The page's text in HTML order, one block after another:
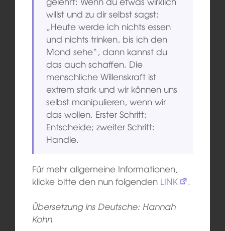
willst und zu dir selbst sagst:
„Heute werde ich nichts essen
und nichts trinken, bis ich den
Mond sehe“, dann kannst du
das auch schaffen. Die
menschliche Willenskraft ist
extrem stark und wir können uns
selbst manipulieren, wenn wir
das wollen. Erster Schritt:
Entscheide; zweiter Schritt:
Handle.
Für mehr allgemeine Informationen,
klicke bitte den nun folgenden LINK .
Übersetzung ins Deutsche: Hannah
Kohn